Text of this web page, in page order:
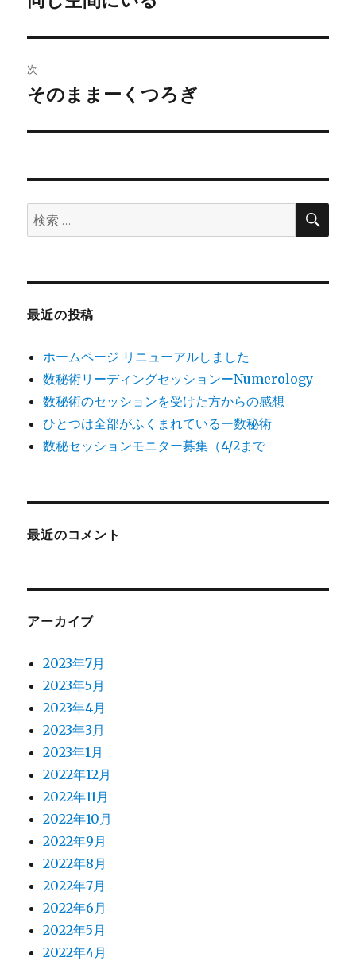
ビ
ゲ
ー
ン
投
稿:
次
次
投
そのままーくつろぎ
検
索:
検
最近の投稿
ホームページ リニューアルしました
数秘術リーディングセッションーNumerology
数秘術のセッションを受けた方からの感想
ひとつは全部がふくまれているー数秘術
数秘セッションモニター募集（4/2まで
最近のコメント
アーカイブ
2023年7月
2023年5月
2023年4月
2023年3月
2023年1月
2022年12月
2022年11月
2022年10月
2022年9月
2022年8月
2022年7月
2022年6月
2022年5月
2022年4月